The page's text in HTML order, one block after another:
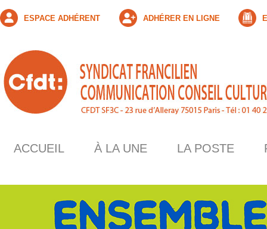
ESPACE ADHÉRENT ADHÉRER EN LIGNE
ACCUEIL À LA UNE LA POSTE